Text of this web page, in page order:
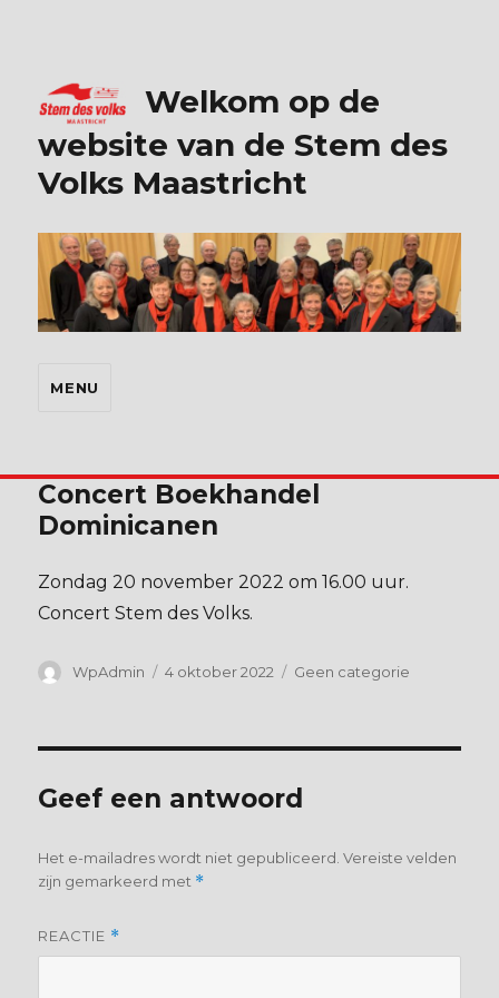
Welkom op de
website van de Stem des
Volks Maastricht
MENU
Concert Boekhandel
Dominicanen
Zondag 20 november 2022 om 16.00 uur.
Concert Stem des Volks.
Auteur
WpAdmin
Geplaatst
4 oktober 2022 Categorieën
Geen categorie
Geef een antwoord
Het e-mailadres wordt niet gepubliceerd. Vereiste velden
zijn gemarkeerd met *
REACTIE *